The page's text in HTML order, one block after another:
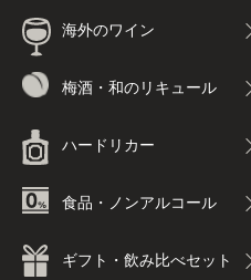
海外のワイン
梅酒・和のリキュール
ハードリカー
食品・ノンアルコール
ギフト・飲み比べセット